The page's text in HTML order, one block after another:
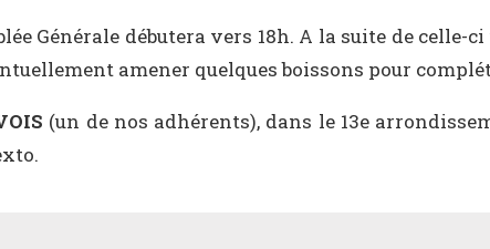
Générale débutera vers 18h. A la suite de celle-
amener quelques boissons pour
(un de nos adhérents), dans le 13e